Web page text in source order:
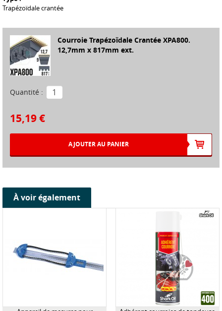
Trapézoïdale crantée
Courroie Trapézoïdale Crantée XPA800.
12,7mm x 817mm ext.
Quantité :
15,19 €
AJOUTER AU PANIER
À voir également